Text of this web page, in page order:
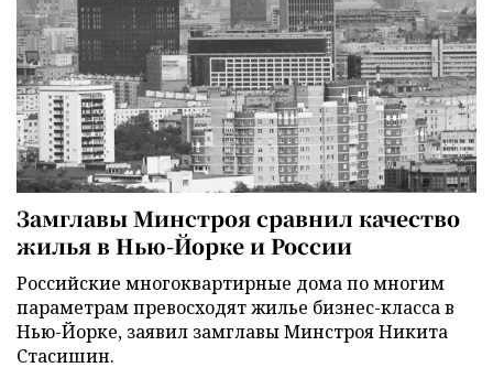
Замглавы Минстроя сравнил качество
жилья в Нью-Йорке и России
Российские многоквартирные дома по многим
параметрам превосходят жилье бизнес-класса в
Нью-Йорке, заявил замглавы Минстроя Никита
Стасишин.